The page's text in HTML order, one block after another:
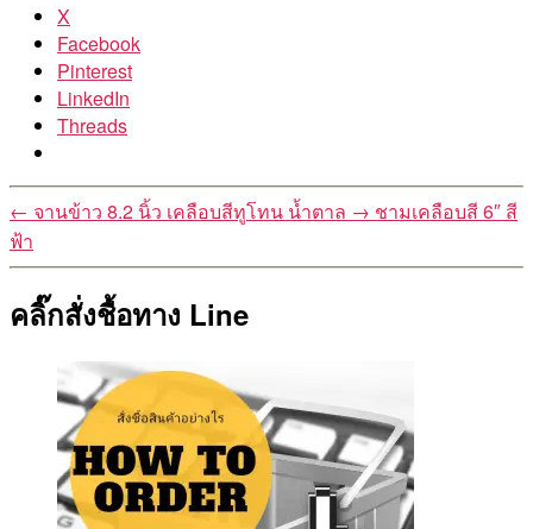
X
Facebook
Pinterest
LinkedIn
Threads
← จานข้าว 8.2 นิ้ว เคลือบสีทูโทน น้ำตาล → ชามเคลือบสี 6″ สี
ฟ้า
คลิ๊กสั่งชื้อทาง Line